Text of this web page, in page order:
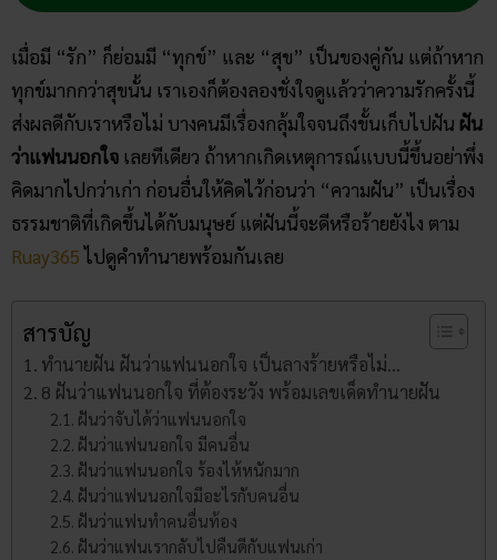
เมื่อมี “รัก” ก็ย่อมมี “ทุกข์” และ “สุข” เป็นของคู่กัน แต่ถ้าหาก
ทุกข์มากกว่าสุขนั้น เราเองก็ต้องลองชั่งใจดูแล้วว่าความรักครั้งนี้
ส่งผลดีกับเราหรือไม่ บางคนมีเรื่องกลุ้มใจจนถึงขั้นเก็บไปฝัน ฝัน
ว่าแฟนนอกใจ เลยทีเดียว ถ้าหากเกิดเหตุการณ์แบบนี้ขึ้นอย่าพึ่ง
คิดมากไปกว่าเก่า ก่อนอื่นให้คิดไว้ก่อนว่า “ความฝัน” เป็นเรื่อง
ธรรมชาติที่เกิดขึ้นได้กับมนุษย์ แต่ฝันนี้จะดีหรือร้ายยังไง ตาม
Ruay365ไปดูคำทำนายพร้อมกันเลย
สารบัญ
ทำนายฝัน ฝันว่าแฟนนอกใจ เป็นลางร้ายหรือไม่…
8 ฝันว่าแฟนนอกใจ ที่ต้องระวัง พร้อมเลขเด็ดทำนายฝัน
ฝันว่าจับได้ว่าแฟนนอกใจ
ฝันว่าแฟนนอกใจ มีคนอื่น
ฝันว่าแฟนนอกใจ ร้องไห้หนักมาก
ฝันว่าแฟนนอกใจมีอะไรกับคนอื่น
ฝันว่าแฟนทำคนอื่นท้อง
ฝันว่าแฟนเรากลับไปคืนดีกับแฟนเก่า